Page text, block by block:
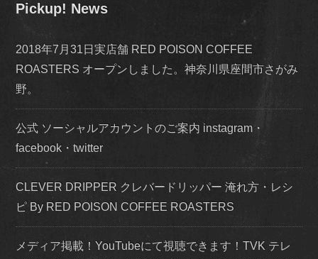
Pickup! News
2018年7月31日実店舗 RED POISON COFFEE
ROASTERS オープンしました。神奈川県座間市さがみ
野。
公式 ソーシャルアカウントのご案内 instagram・
facebook・twitter
CLEVER DRIPPER クレバードリッパー 淹れ方・レシ
ピ By RED POISON COFFEE ROASTERS
メディア掲載！YouTubeにて視聴できます！TVK テレ